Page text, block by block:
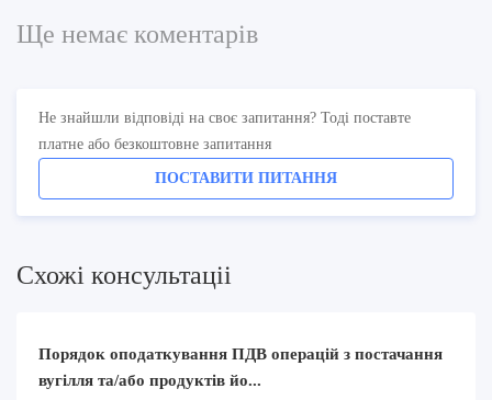
Ще немає коментарів
Не знайшли відповіді на своє запитання? Тоді поставте
платне або безкоштовне запитання
ПОСТАВИТИ ПИТАННЯ
Схожi консультацii
Порядок оподаткування ПДВ операцій з постачання
вугілля та/або продуктів йо...